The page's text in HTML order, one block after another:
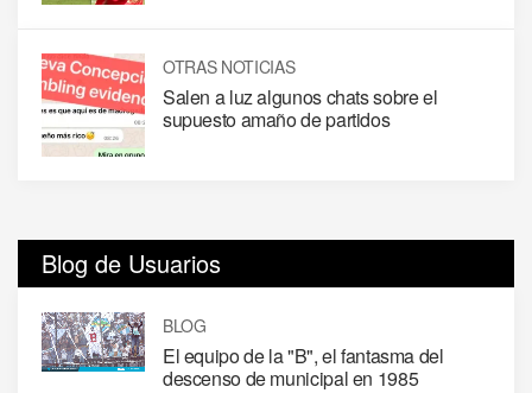
OTRAS NOTICIAS
Salen a luz algunos chats sobre el
supuesto amaño de partidos
Blog de Usuarios
BLOG
El equipo de la "B", el fantasma del
descenso de municipal en 1985